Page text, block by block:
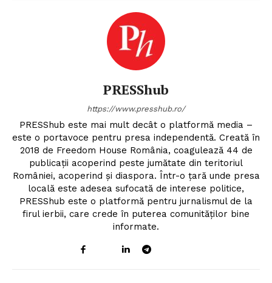
PRESShub
https://www.presshub.ro/
PRESShub este mai mult decât o platformă media –
este o portavoce pentru presa independentă. Creată în
2018 de Freedom House România, coagulează 44 de
publicații acoperind peste jumătate din teritoriul
României, acoperind și diaspora. Într-o țară unde presa
locală este adesea sufocată de interese politice,
PRESShub este o platformă pentru jurnalismul de la
firul ierbii, care crede în puterea comunităților bine
informate.